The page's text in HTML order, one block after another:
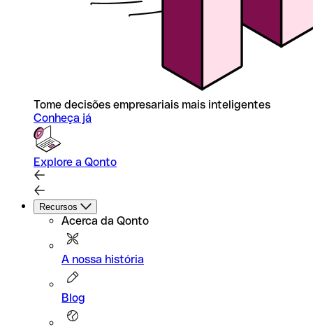
Tome decisões empresariais mais inteligentes
Conheça já
Explore a Qonto
Recursos
Acerca da Qonto
A nossa história
Blog